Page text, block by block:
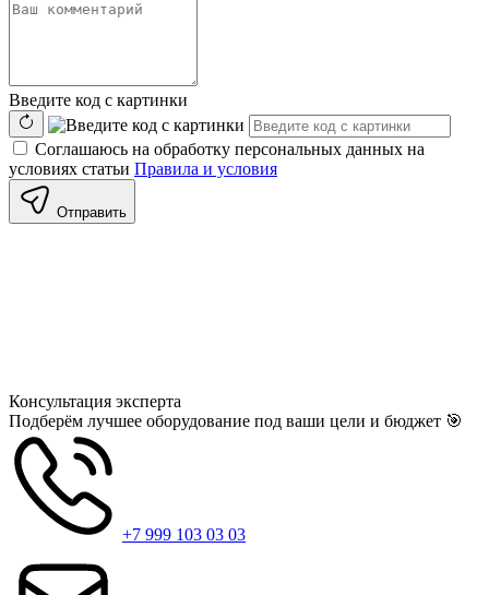
Введите код с картинки
Соглашаюсь на обработку персональных данных на
условиях статьи Правила и условия
Отправить
Консультация эксперта
Подберём лучшее оборудование под ваши цели и бюджет 🎯
+7 999 103 03 03